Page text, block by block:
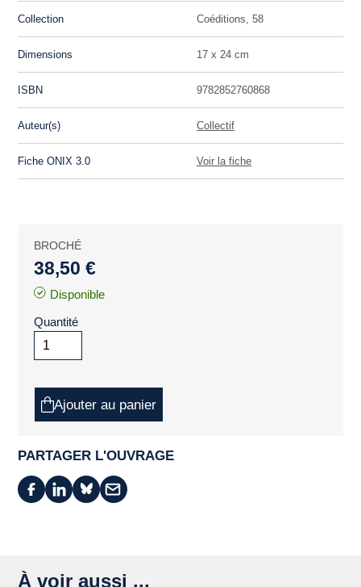
Collection Coéditions, 58
Dimensions 17 x 24 cm
ISBN 9782852760868
Auteur(s) Collectif
Fiche ONIX 3.0 Voir la fiche
BROCHÉ
38,50 €
Disponible
Quantité
Ajouter au panier
PARTAGER L'OUVRAGE
À voir aussi ...